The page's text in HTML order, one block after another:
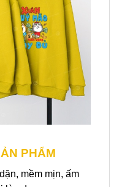
PHẨM
mềm mịn, ấm